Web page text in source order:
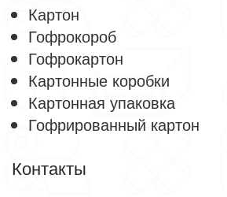
Картон
Гофрокороб
Гофрокартон
Картонные коробки
Картонная упаковка
Гофрированный картон
Контакты